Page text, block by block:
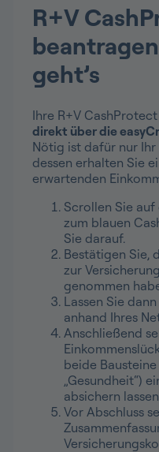
R+V
geht’s
Ihre R+V
direkt über die
Nötig ist dafür nur
dessen erhalten Sie
erwartenden
Scrollen Sie
zum blauen
Sie darauf.
Bestätigen Sie,
zur
genommen
Lassen Sie
anhand Ihres
Anschließend
beide Bausteine
„Gesundheit“)
absichern
Vor Abschluss